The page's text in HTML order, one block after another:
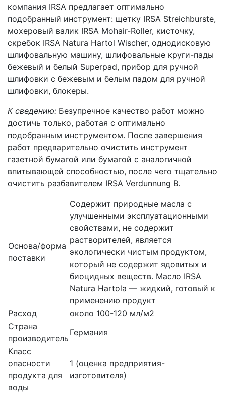
компания IRSA предлагает оптимально
подобранный инструмент: щетку IRSA Streichburste,
мохеровый валик IRSA Mohair-Roller, кисточку,
скребок IRSA Natura Hartol Wischer, однодисковую
шлифовальную машину, шлифовальные круги-пады
бежевый и белый Superpad, прибор для ручной
шлифовки с бежевым и белым падом для ручной
шлифовки, блокеры.
К сведению: Безупречное качество работ можно
достичь только, работая с оптимально
подобранным инструментом. После завершения
работ предварительно очистить инструмент
газетной бумагой или бумагой с аналогичной
впитывающей способностью, после чего тщательно
очистить разбавителем IRSA Verdunnung B.
Основа/форма
поставки
Содержит природные масла с
улучшенными эксплуатационными
свойствами, не содержит
растворителей, является
экологически чистым продуктом,
который не содержит ядовитых и
биоцидных веществ. Масло IRSA
Natura Hartola — жидкий, готовый к
применению продукт
Расход
около 100-120 мл/м2
Страна
производитель
Германия
Класс
опасности
продукта для
воды
1 (оценка предприятия-
изготовителя)